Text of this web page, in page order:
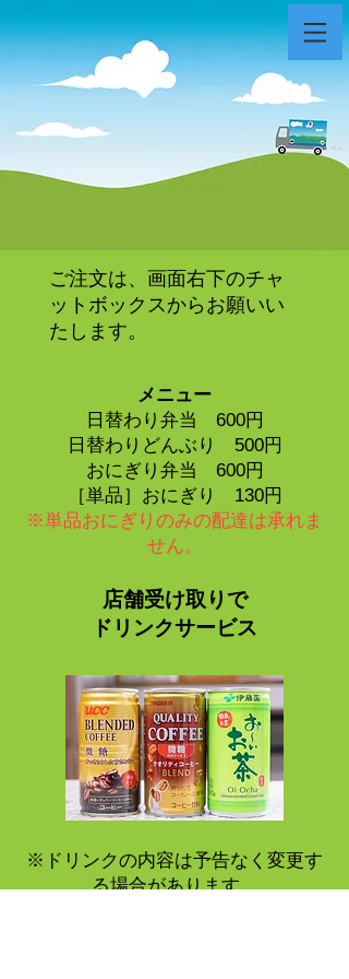
ご注文は、画面右下のチャ
ットボックスからお願いい
たします。
メニュー
日替わり弁当 600円
日替わりどんぶり 500円
おにぎり弁当 600円
［単品］おにぎり 130円
※単品おにぎりのみの配達は承れま
せん。
店舗受け取りで
​ドリンクサービス
※ドリンクの内容は予告なく変更す
る場合があります。